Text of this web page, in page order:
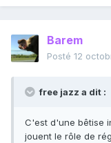
Barem
Posté 12
free jazz a dit :
C'est d'une bêtise
jouent le rôle de